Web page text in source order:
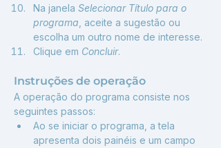
Na janela Selecionar Título para o
programa , aceite a sugestão ou
escolha um outro nome de interesse.
Clique em Concluir.
Instruções de operação
A operação do programa consiste nos
seguintes passos:
Ao se iniciar o programa, a tela
apresenta dois painéis e um campo